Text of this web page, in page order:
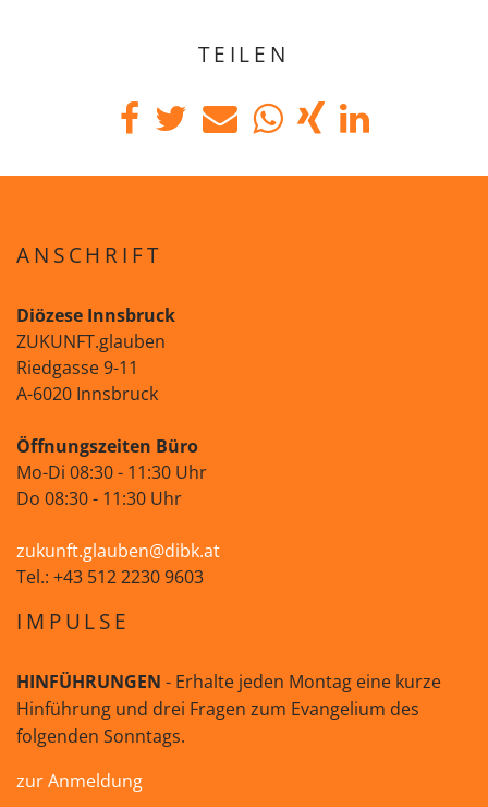
TEILEN
ANSCHRIFT
Diözese Innsbruck
ZUKUNFT.glauben
Riedgasse 9-11
A-6020 Innsbruck
Öffnungszeiten Büro
Mo-Di 08:30 - 11:30 Uhr
Do 08:30 - 11:30 Uhr
zukunft.glauben@dibk.at
Tel.: +43 512 2230 9603
IMPULSE
HINFÜHRUNGEN - Erhalte jeden Montag eine kurze
Hinführung und drei Fragen zum Evangelium des
folgenden Sonntags.
zur Anmeldung